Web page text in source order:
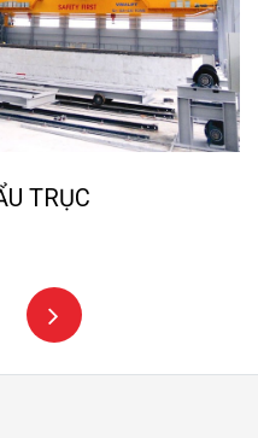
CÁT NHÂN TẠO